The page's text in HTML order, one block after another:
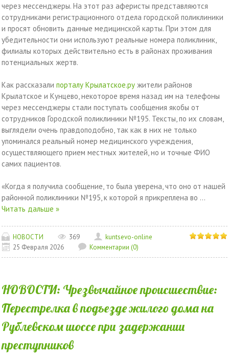
через мессенджеры. На этот раз аферисты представляются
сотрудниками регистрационного отдела городской поликлиники
и просят обновить данные медицинской карты. При этом для
убедительности они используют реальные номера поликлиник,
филиалы которых действительно есть в районах проживания
потенциальных жертв.
Как рассказали порталу Крылатское.ру жители районов
Крылатское и Кунцево, некоторое время назад им на телефоны
через мессенджеры стали поступать сообщения якобы от
сотрудников Городской поликлиники №195. Тексты, по их словам,
выглядели очень правдоподобно, так как в них не только
упоминался реальный номер медицинского учреждения,
осуществляющего прием местных жителей, но и точные ФИО
самих пациентов.
«Когда я получила сообщение, то была уверена, что оно от нашей
районной поликлиники №195, к которой я прикреплена во ...
Читать дальше »
НОВОСТИ 369
kuntsevo-online
25 Февраля 2026
Комментарии (0)
НОВОСТИ: Чрезвычайное происшествие:
Перестрелка в подъезде жилого дома на
Рублевском шоссе при задержании
преступников